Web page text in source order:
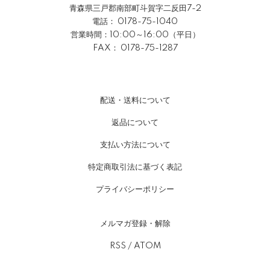
青森県三戸郡南部町斗賀字二反田7-2
電話： 0178-75-1040
営業時間：10:00～16:00（平日）
FAX： 0178-75-1287
配送・送料について
返品について
支払い方法について
特定商取引法に基づく表記
プライバシーポリシー
メルマガ登録・解除
RSS / ATOM